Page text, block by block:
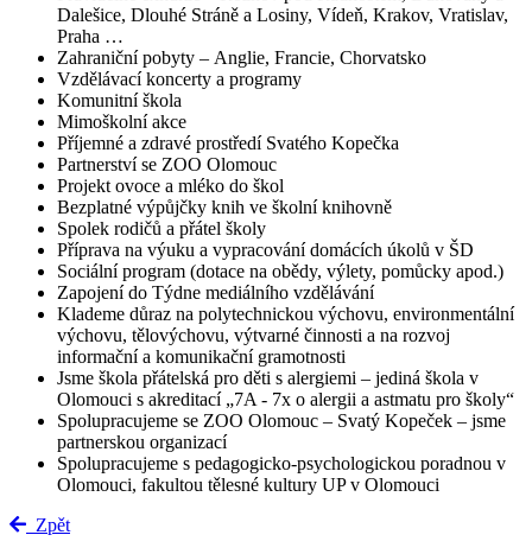
Dalešice, Dlouhé Stráně a Losiny, Vídeň, Krakov, Vratislav,
Praha …
Zahraniční pobyty – Anglie, Francie, Chorvatsko
Vzdělávací koncerty a programy
Komunitní škola
Mimoškolní akce
Příjemné a zdravé prostředí Svatého Kopečka
Partnerství se ZOO Olomouc
Projekt ovoce a mléko do škol
Bezplatné výpůjčky knih ve školní knihovně
Spolek rodičů a přátel školy
Příprava na výuku a vypracování domácích úkolů v ŠD
Sociální program (dotace na obědy, výlety, pomůcky apod.)
Zapojení do Týdne mediálního vzdělávání
Klademe důraz na polytechnickou výchovu, environmentální
výchovu, tělovýchovu, výtvarné činnosti a na rozvoj
informační a komunikační gramotnosti
Jsme škola přátelská pro děti s alergiemi – jediná škola v
Olomouci s akreditací „7A - 7x o alergii a astmatu pro školy“
Spolupracujeme se ZOO Olomouc – Svatý Kopeček – jsme
partnerskou organizací
Spolupracujeme s pedagogicko-psychologickou poradnou v
Olomouci, fakultou tělesné kultury UP v Olomouci
Zpět